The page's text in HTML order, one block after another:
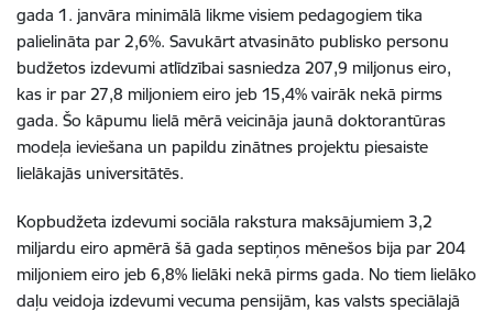
gada 1. janvāra minimālā likme visiem pedagogiem tika
palielināta par 2,6%. Savukārt atvasināto publisko personu
budžetos izdevumi atlīdzībai sasniedza 207,9 miljonus eiro,
kas ir par 27,8 miljoniem eiro jeb 15,4% vairāk nekā pirms
gada. Šo kāpumu lielā mērā veicināja jaunā doktorantūras
modeļa ieviešana un papildu zinātnes projektu piesaiste
lielākajās universitātēs.
Kopbudžeta izdevumi sociāla rakstura maksājumiem 3,2
miljardu eiro apmērā šā gada septiņos mēnešos bija par 204
miljoniem eiro jeb 6,8% lielāki nekā pirms gada. No tiem lielāko
daļu veidoja izdevumi vecuma pensijām, kas valsts speciālajā